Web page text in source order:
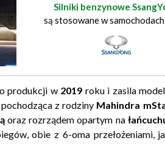
Silniki benzynowe
są stosowane w
produkcji w 2019 roku i zasila
z rodziny Mahindra
oraz rozrządem opartym na
obie z 6-oma przełożeniami,